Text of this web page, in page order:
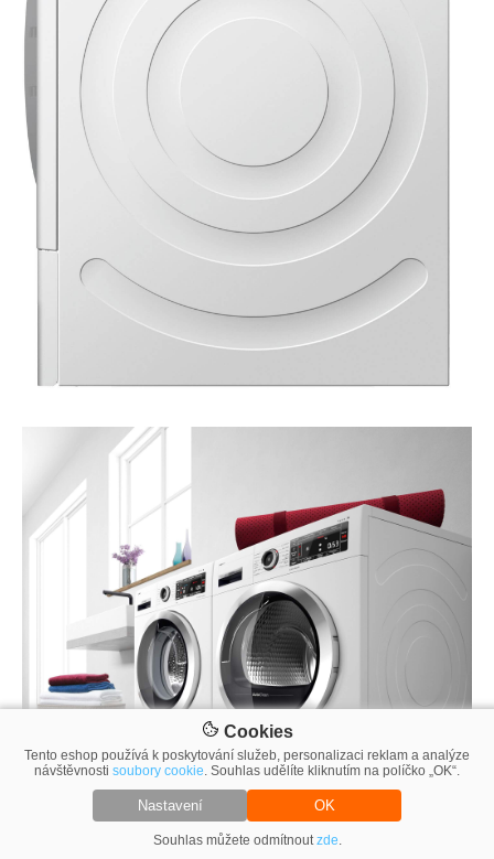
Cookies
Tento eshop používá k poskytování služeb, personalizaci reklam a analýze
návštěvnosti soubory cookie. Souhlas udělíte kliknutím na políčko „OK“.
Nastavení OK
Souhlas můžete odmítnoutzde.